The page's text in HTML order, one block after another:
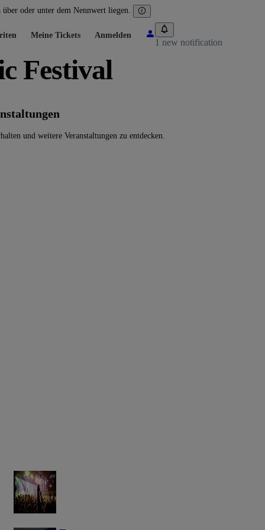
oder unter dem Nennwert liegen.
Meine Tickets Anmelden
1 new notification
Festival
und weitere Veranstaltungen zu entdecken.